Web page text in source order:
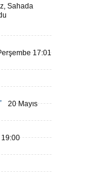
Sahada
17:01
20 Mayıs
19:00